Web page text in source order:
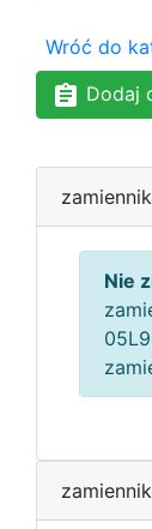
Wróć do
Dodaj
Nie